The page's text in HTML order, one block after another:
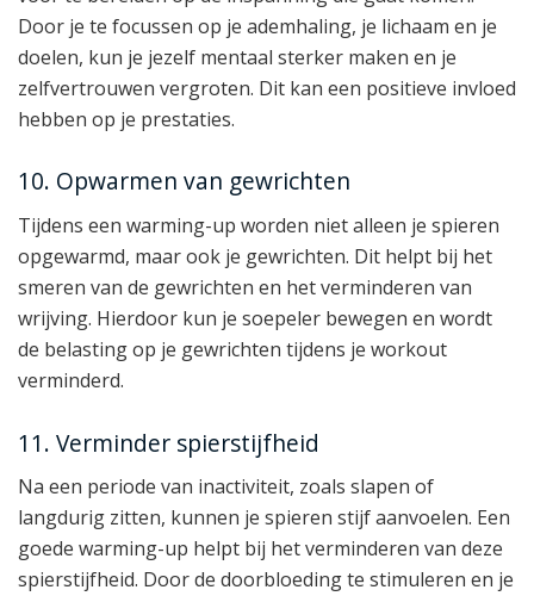
Door je te focussen op je ademhaling, je lichaam en je
doelen, kun je jezelf mentaal sterker maken en je
zelfvertrouwen vergroten. Dit kan een positieve invloed
hebben op je prestaties.
10. Opwarmen van gewrichten
Tijdens een warming-up worden niet alleen je spieren
opgewarmd, maar ook je gewrichten. Dit helpt bij het
smeren van de gewrichten en het verminderen van
wrijving. Hierdoor kun je soepeler bewegen en wordt
de belasting op je gewrichten tijdens je workout
verminderd.
11. Verminder spierstijfheid
Na een periode van inactiviteit, zoals slapen of
langdurig zitten, kunnen je spieren stijf aanvoelen. Een
goede warming-up helpt bij het verminderen van deze
spierstijfheid. Door de doorbloeding te stimuleren en je